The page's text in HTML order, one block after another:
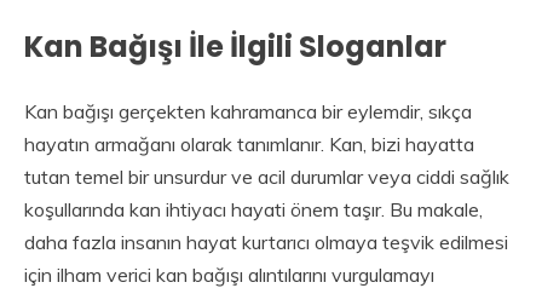
Kan Bağışı İle İlgili Sloganlar
Kan bağışı gerçekten kahramanca bir eylemdir, sıkça
hayatın armağanı olarak tanımlanır. Kan, bizi hayatta
tutan temel bir unsurdur ve acil durumlar veya ciddi sağlık
koşullarında kan ihtiyacı hayati önem taşır. Bu makale,
daha fazla insanın hayat kurtarıcı olmaya teşvik edilmesi
için ilham verici kan bağışı alıntılarını vurgulamayı